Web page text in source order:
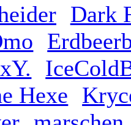
Dark
Hexe